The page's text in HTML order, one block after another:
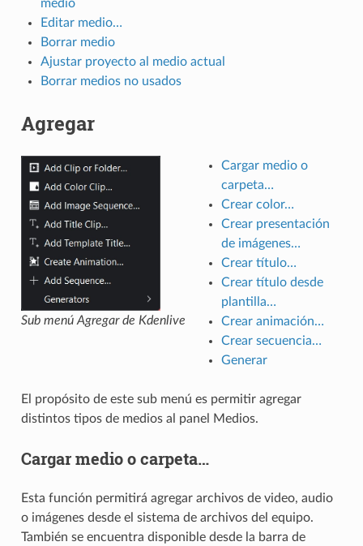
medio
Editar medio…
Borrar medio
Ajustar proyecto al medio actual
Borrar medios no usados
Agregar
Sub menú Agregar de Kdenlive
Cargar medio o
carpeta…
Crear color…
Crear presentación
de imágenes…
Crear título…
Crear título desde
plantilla…
Crear animación…
Crear secuencia…
Generar
El propósito de este sub menú es permitir agregar
distintos tipos de medios al panel Medios.
Cargar medio o carpeta…
Esta función permitirá agregar archivos de video, audio
o imágenes desde el sistema de archivos del equipo.
También se encuentra disponible desde la barra de